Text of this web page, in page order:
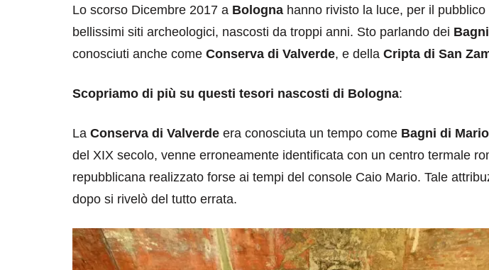
Lo scorso Dicembre 2017 a Bologna hanno rivisto la luce, per il
bellissimi siti archeologici, nascosti da troppi anni. Sto parlando dei
conosciuti anche come Conserva di Valverde, e della Cripta di San
Scopriamo di più su questi tesori nascosti di Bologna:
La Conserva di Valverde era conosciuta un tempo come Bagni di Mario
del XIX secolo, venne erroneamente identificata con un centro termale
repubblicana realizzato forse ai tempi del console Caio Mario. Tale
dopo si rivelò del tutto errata.